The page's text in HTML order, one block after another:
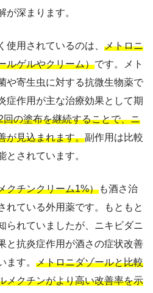
が深まります。
使用されているのは、 メトロニ
ルゲルやクリーム）です。メト
や寄生虫に対する抗微生物薬で
症作用が主な治療効果として期
回の塗布を継続することで、ニ
が見込まれます。副作用は比較
とされています。
クチンクリーム1%）も酒さ治
れている外用薬です。もともと
られていましたが、ニキビダニ
と抗炎症作用が酒さの症状改善
ます。 メトロニダゾールと比較
メクチンがより高い改善率を示